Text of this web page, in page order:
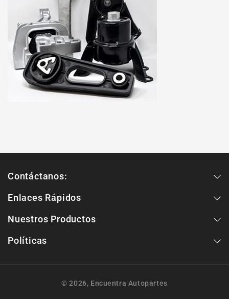
Contáctanos:
Enlaces Rápidos
Nuestros Productos
Políticas
© 2026, Encuentra Autopartes